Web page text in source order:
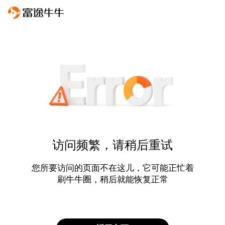
访问频繁，请稍后重试
您所要访问的页面不在这儿，它可能正忙着
刷牛牛圈，稍后就能恢复正常